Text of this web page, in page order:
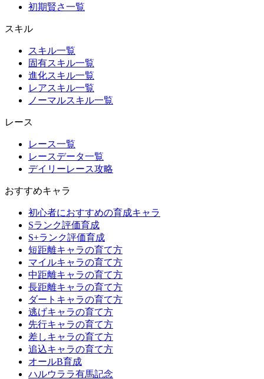
初期賢さ一覧
スキル
スキル一覧
固有スキル一覧
進化スキル一覧
レアスキル一覧
ノーマルスキル一覧
レース
レース一覧
レースデータ一覧
デイリーレース攻略
おすすめキャラ
初心者におすすめの育成キャラ
Sランク評価育成
S+ランク評価育成
短距離キャラの育て方
マイルキャラの育て方
中距離キャラの育て方
長距離キャラの育て方
ダートキャラの育て方
逃げキャラの育て方
先行キャラの育て方
差しキャラの育て方
追込キャラの育て方
オールB育成
ハルウララ有馬記念